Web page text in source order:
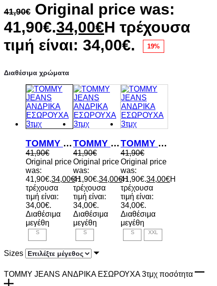
41,90€ Original price was:
41,90€.34,00€Η τρέχουσα
τιμή είναι: 34,00€.
19%
Διαθέσιμα χρώματα
TOMMY JEANS ΑΝΔΡΙΚΑ ΕΣΩΡΟΥΧΑ 3τμχ
41,90€
Original price
was:
41,90€.34,00€Η
τρέχουσα
τιμή είναι:
34,00€.
Διαθέσιμα
μεγέθη
S
TOMMY JEANS ΑΝΔΡΙΚΑ ΕΣΩΡΟΥΧΑ 3τμχ
41,90€
Original price
was:
41,90€.34,00€Η
τρέχουσα
τιμή είναι:
34,00€.
Διαθέσιμα
μεγέθη
S
TOMMY JEANS ΑΝΔΡΙΚΑ ΕΣΩΡΟΥΧΑ 3τμχ
41,90€
Original price
was:
41,90€.34,00€Η
τρέχουσα
τιμή είναι:
34,00€.
Διαθέσιμα
μεγέθη
S XXL
Sizes
TOMMY JEANS ΑΝΔΡΙΚΑ ΕΣΩΡΟΥΧΑ 3τμχ ποσότητα